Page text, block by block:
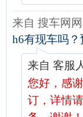
来自 搜车网
h6有现车吗？
来自 客服
您好，感
订，详情